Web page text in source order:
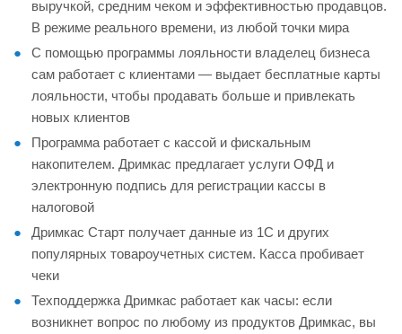
выручкой, средним чеком и эффективностью продавцов.
В режиме реального времени, из любой точки мира
С помощью программы лояльности владелец бизнеса
сам работает с клиентами — выдает бесплатные карты
лояльности, чтобы продавать больше и привлекать
новых клиентов
Программа работает с кассой и фискальным
накопителем. Дримкас предлагает услуги ОФД и
электронную подпись для регистрации кассы в
налоговой
Дримкас Старт получает данные из 1С и других
популярных товароучетных систем. Касса пробивает
чеки
Техподдержка Дримкас работает как часы: если
возникнет вопрос по любому из продуктов Дримкас, вы